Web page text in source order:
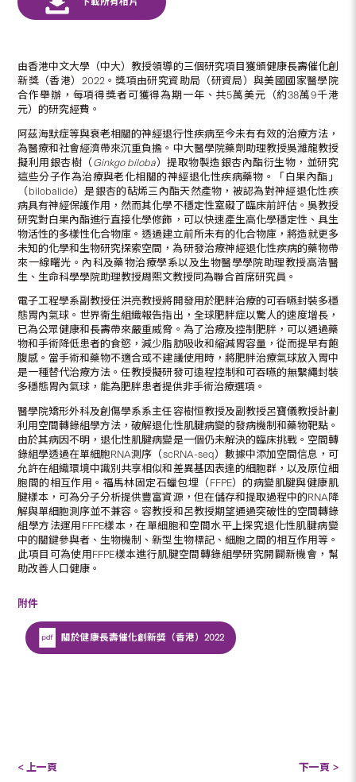
由香港中文大學（中大）教授領導的三個研究項目獲頒健康長壽催化創
新獎（香港）2022。獎項由研究資助局（研資局）與美國國家醫學院
合作舉辦，每項得獎者可獲得為期一年、共5萬美元（約38萬9千港
元）的研究經費。
阿茲海默症等與衰老相關的神經退行性疾病至今未有有效的治療方法，
為醫療和社會經濟帶來沉重負擔。中大醫學院藥劑助理教授吳濰龍教授
擬利用銀杏樹（Ginkgo biloba）提取物製造銀杏內酯衍生物，並研究
這些分子作為治療與老化相關的神經退化性疾病藥物。「白果內酯」
（bilobalide）是銀杏的萜烯三內酯天然產物，被認為對神經退化性疾
病具有神經保護作用，然而其化學不穩定性窒礙了臨床前評估。吳教授
研究對白果內酯進行直接化學修飾，可以快速產生高化學穩定性、具生
物活性的多樣性化合物庫。透過建立前所未有的化合物庫，將造就更多
未知的化學和生物研究探索空間，為研發治療神經退化性疾​​病的藥物帶
來一線曙光。內科及藥物治療學系以及生物醫學學院助理教授高浩醫
生、生命科學學院助理教授周熙文教授同為聯合首席研究員。
電子工程學系副教授任洪亮教授將開發用於肥胖治療的可吞嚥封裝多穩
態胃內氣球。世界衞生組織報告指出，全球肥胖症以驚人的速度增長，
已為公眾健康和長壽帶來嚴重威脅。為了治療及控制肥胖，可以通過藥
物和手術降低患者的食慾，減少脂肪吸收和縮減胃容量，從而提早有飽
腹感。當手術和藥物不適合或不建議使用時，將肥胖治療氣球放入胃中
是一種替代治療方法。任教授擬研發可遠程控制和可吞嚥的無繫繩封裝
多穩態胃內氣球，能為肥胖患者提供非手術治療選項。
醫學院矯形外科及創傷學系系主任容樹恒教授及副教授呂寶儀教授計劃
利用空間轉錄組學方法，破解退化性肌腱病變的發病機制和藥物靶點。
由於其病因不明，退化性肌腱病變是一個仍未解決的臨床挑戰。空間轉
錄組學透過在單細胞RNA測序（scRNA-seq）數據中添加空間信息，可
允許在組織環境中識別共享相似和差異基因表達的細胞群，以及原位細
胞間的相互作用。福馬林固定石蠟包埋（FFPE）的病變肌腱與健康肌
腱樣本，可為分子分析提供豐富資源，但在儲存和提取過程中的RNA降
解與單細胞測序並不兼容。容教授和呂教授期望通過突破性的空間轉錄
組學方法運用FFPE樣本，在單細胞和空間水平上探究退化性肌腱病變
中的關鍵參與者、生物機制、新型生物標記、細胞之間的相互作用等。
此項目可為使用FFPE樣本進行肌腱空間轉錄組學研究開闢新機會，幫
助改善人口健康。
附件
關於健康長壽催化創新獎（香港）2022
< 上一頁 下一頁 >